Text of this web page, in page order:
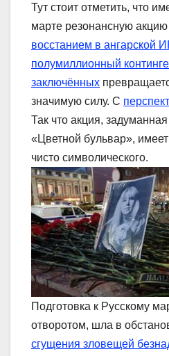
Тут стоит отметить, что
марте резонансную
восстанием в ангарской
полумиллионный
заключённых
значимую силу. С
Так что акция,
«Цветной бульвар»,
чисто символического.
Подготовка к Русскому
отворотом, шла в
сгущения зловещей